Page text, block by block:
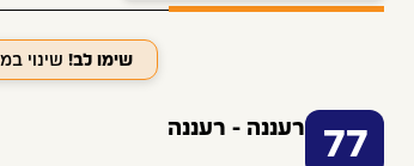
שימו לב! שינוי
77 רעננה - רעננה